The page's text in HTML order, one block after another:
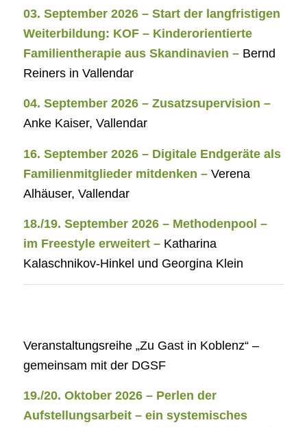
03. September 2026 – Start der langfristigen
Weiterbildung: KOF – Kinderorientierte
Familientherapie aus Skandinavien –Bernd
Reiners in Vallendar
04. September 2026 – Zusatzsupervision –
Anke Kaiser, Vallendar
16. September 2026 – Digitale Endgeräte als
Familienmitglieder mitdenken –Verena
Alhäuser, Vallendar
18./19. September 2026 – Methodenpool –
im Freestyle erweitert –Katharina
Kalaschnikov-Hinkel und Georgina Klein
Veranstaltungsreihe „Zu Gast in Koblenz“ –
gemeinsam mit der DGSF
19./20. Oktober 2026 – Perlen der
Aufstellungsarbeit – ein systemisches